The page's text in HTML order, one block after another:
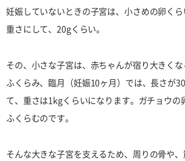
妊娠していないときの子宮は、小さめの卵くら
重さにして、20gくらい。
その、小さな子宮は、赤ちゃんが宿り大きく
ふくらみ、臨月（妊娠10ヶ月）では、長さが
て、重さは1kgくらいになります。ガチョウの
ふくらむのです。
そんな大きな子宮を支えるため、周りの骨や